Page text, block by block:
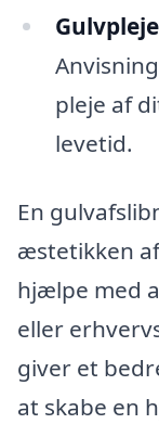
pleje af
levetid.
En
æstetikken
hjælpe med
eller
giver et
at skabe en